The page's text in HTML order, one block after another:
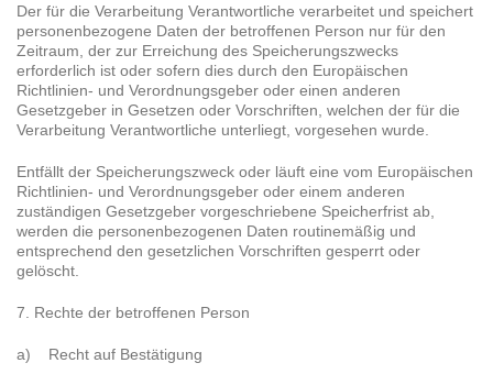
Der für die Verarbeitung Verantwortliche verarbeitet und speichert
personenbezogene Daten der betroffenen Person nur für den
Zeitraum, der zur Erreichung des Speicherungszwecks
erforderlich ist oder sofern dies durch den Europäischen
Richtlinien- und Verordnungsgeber oder einen anderen
Gesetzgeber in Gesetzen oder Vorschriften, welchen der für die
Verarbeitung Verantwortliche unterliegt, vorgesehen wurde.
Entfällt der Speicherungszweck oder läuft eine vom Europäischen
Richtlinien- und Verordnungsgeber oder einem anderen
zuständigen Gesetzgeber vorgeschriebene Speicherfrist ab,
werden die personenbezogenen Daten routinemäßig und
entsprechend den gesetzlichen Vorschriften gesperrt oder
gelöscht.
7. Rechte der betroffenen Person
a) Recht auf Bestätigung